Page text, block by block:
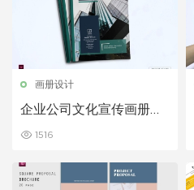
画册设计
企业公司文化宣传画册设
1516